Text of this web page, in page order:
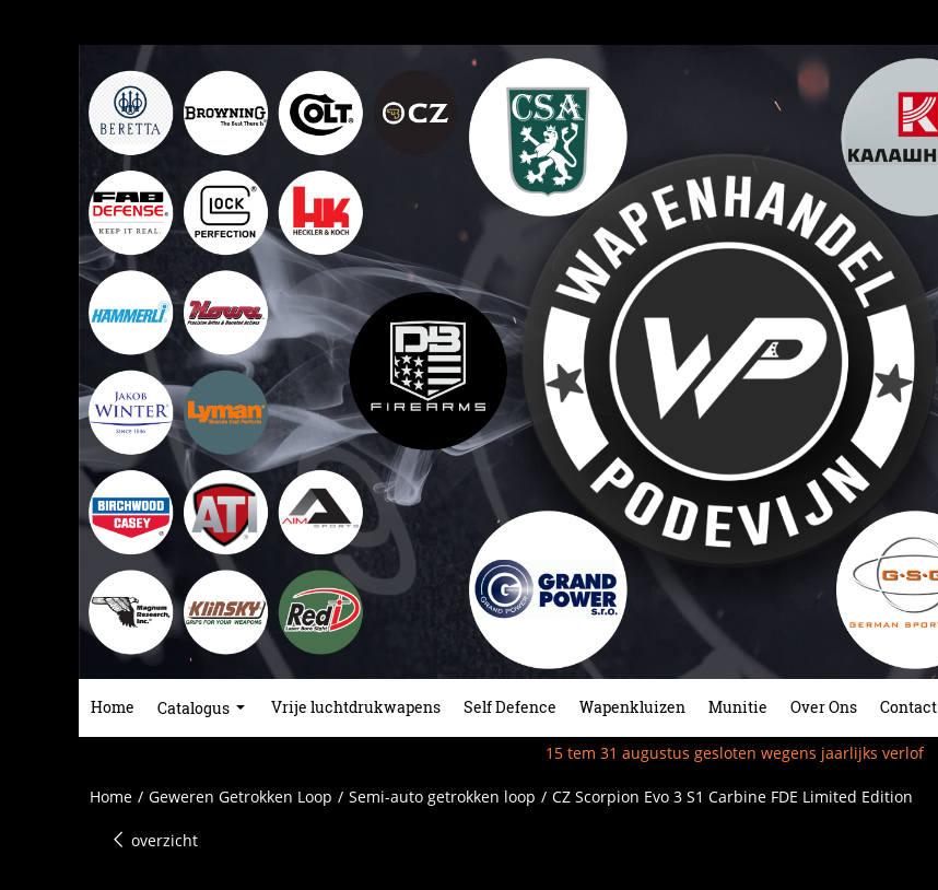
Home Catalogus Vrije luchtdrukwapens Self Defence Wapenkluizen Munitie Over Ons Contact
15 tem 31 augustus gesloten wegens jaarlijks verlof
Home / Geweren Getrokken Loop / Semi-auto getrokken loop / CZ Scorpion Evo 3 S1 Carbine FDE Limited Edition
overzicht